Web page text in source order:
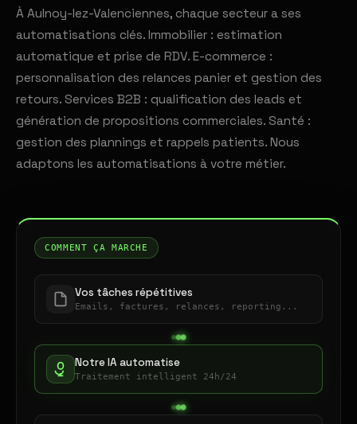
À Aulnoy-lez-Valenciennes, chaque secteur a ses
automatisations clés. Immobilier : estimation
automatique et prise de RDV. E-commerce :
personnalisation des relances panier et gestion des
retours. Services B2B : qualification des leads et
génération de propositions commerciales. Santé :
gestion des plannings et rappels patients. Nous
adaptons les automatisations à votre métier.
COMMENT ÇA MARCHE
Vos tâches répétitives
Emails, factures, relances, reporting...
Notre IA automatise
Traitement intelligent 24h/24